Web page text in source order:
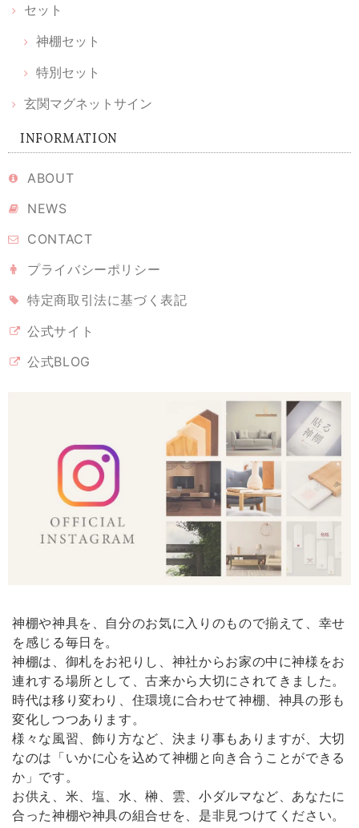
シンプルな神棚を購入したのですが、榊やお供えをどうしようかと考え
りがとうございました。とても可愛くて、癒されます。 伊勢神宮のヒノ
す。
なかなかのお値段ですが、翡翠グリーンに惹かれ購入しました。 もう少
封しましたら、？正に普通。 インテリアにも溶け込ませたいのなら、光
彩がよかったかもしれません。 丁寧に梱包され、迅速な配達には好感が
もてました！
《 雲のパワースポットセット 》幸運･厄除けの白
2026/02/09
我が家の神棚にいます。見守っていてくれそうな神様です。買ってよか
【 限定 福袋 】純金 & 純銀 塗り！縁起物 金銀ダルマペア［ 専用ステージ付 ］
どうしても欲しくて買いました。とても高級感があっていいです。買っ
てよかったです。
かみさまの雲 《 幸運･厄除けの白 》
2026/01/11
溶けない盛り塩［ スタンダード ］ 2個セット 【 S 】
2026/01/11
セット
神棚セット
特別セット
玄関マグネットサイン
INFORMATION
ABOUT
NEWS
CONTACT
プライバシーポリシー
特定商取引法に基づく表記
公式サイト
公式BLOG
神棚や神具を、自分のお気に入りのもので揃えて、幸せ
を感じる毎日を。
神棚は、御札をお祀りし、神社からお家の中に神様をお
連れする場所として、古来から大切にされてきました。
時代は移り変わり、住環境に合わせて神棚、神具の形も
変化しつつあります。
様々な風習、飾り方など、決まり事もありますが、大切
なのは「いかに心を込めて神棚と向き合うことができる
か」です。
お供え、米、塩、水、榊、雲、小ダルマなど、あなたに
合った神棚や神具の組合せを、是非見つけてください。